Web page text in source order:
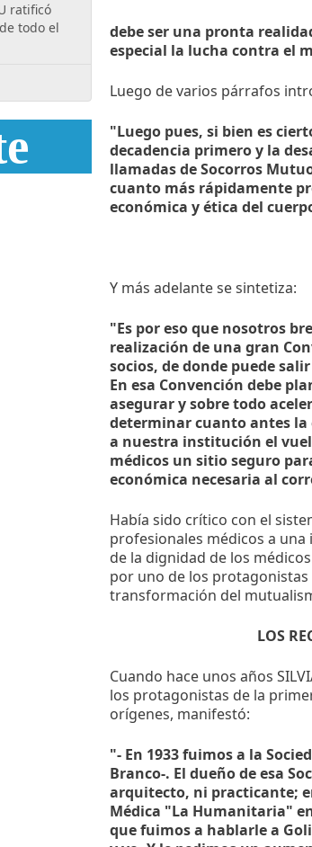
debe ser una pronta
especial la lucha contra el
Luego de varios párrafos
"Luego pues, si bien es
decadencia primero y la
llamadas de Socorros
cuanto más rápidamente
económica y ética del
Y más adelante se sintetiza:
"Es por eso que nosotros
realización de una gran
socios, de donde puede
En esa Convención debe
asegurar y sobre todo
determinar cuanto antes la
a nuestra institución el
médicos un sitio seguro
económica necesaria al
Había sido crítico con el
profesionales médicos a
de la dignidad de los
por uno de los
transformación del
LOS
Cuando hace unos años
los protagonistas de la
orígenes, manifestó:
"- En 1933 fuimos a la
Branco-. El dueño de esa
arquitecto, ni practicante;
Médica "La Humanitaria"
que fuimos a hablarle a
ratificó
todo el